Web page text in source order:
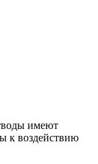
имеют
к воздействию